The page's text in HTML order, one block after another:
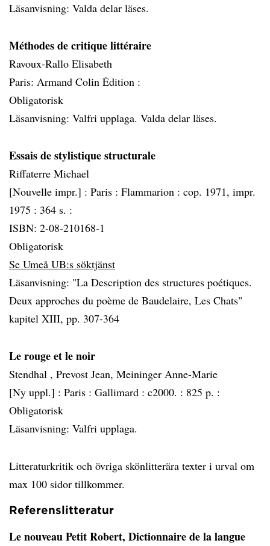
Läsanvisning: Valda delar läses.
Méthodes de critique littéraire
Ravoux-Rallo Elisabeth
Paris: Armand Colin Édition :
Obligatorisk
Läsanvisning: Valfri upplaga. Valda delar läses.
Essais de stylistique structurale
Riffaterre Michael
[Nouvelle impr.] : Paris : Flammarion : cop. 1971, impr.
1975 : 364 s. :
ISBN: 2-08-210168-1
Obligatorisk
Se Umeå UB:s söktjänst
Läsanvisning: "La Description des structures poétiques.
Deux approches du poème de Baudelaire, Les Chats"
kapitel XIII, pp. 307-364
Le rouge et le noir
Stendhal , Prevost Jean, Meininger Anne-Marie
[Ny uppl.] : Paris : Gallimard : c2000. : 825 p. :
Obligatorisk
Läsanvisning: Valfri upplaga.
Litteraturkritik och övriga skönlitterära texter i urval om
max 100 sidor tillkommer.
Referenslitteratur
Le nouveau Petit Robert, Dictionnaire de la langue